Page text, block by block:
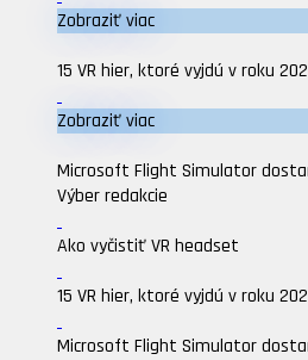
Zobraziť viac
15 VR hier, ktoré vyjdú v roku
Zobraziť viac
Microsoft Flight Simulator
Výber redakcie
Ako vyčistiť VR headset
15 VR hier, ktoré vyjdú v roku
Microsoft Flight Simulator